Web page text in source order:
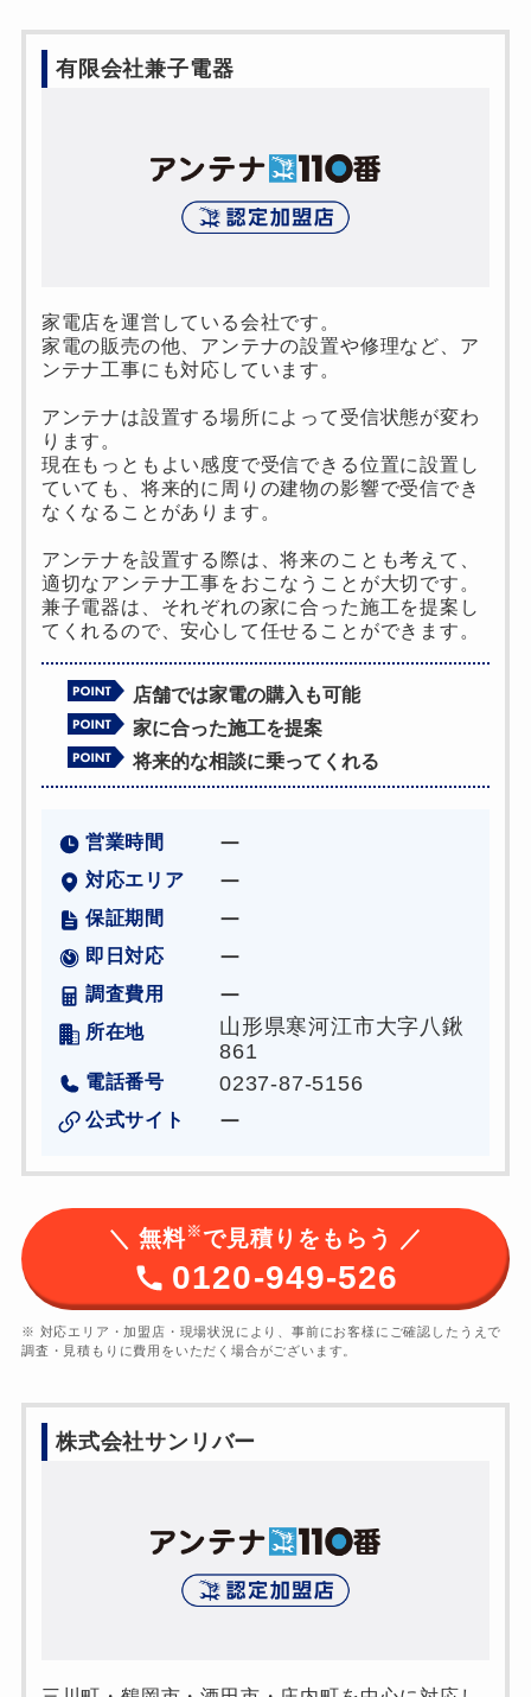
有限会社兼子電器
家電店を運営している会社です。
家電の販売の他、アンテナの設置や修理など、ア
ンテナ工事にも対応しています。
アンテナは設置する場所によって受信状態が変わ
ります。
現在もっともよい感度で受信できる位置に設置し
ていても、将来的に周りの建物の影響で受信でき
なくなることがあります。
アンテナを設置する際は、将来のことも考えて、
適切なアンテナ工事をおこなうことが大切です。
兼子電器は、それぞれの家に合った施工を提案し
てくれるので、安心して任せることができます。
店舗では家電の購入も可能
家に合った施工を提案
将来的な相談に乗ってくれる
営業時間 ー
対応エリア ー
保証期間 ー
即日対応 ー
調査費用 ー
所在地
山形県寒河江市大字八鍬
861
電話番号 0237-87-5156
公式サイト ー
＼ 無料※ で見積りをもらう ／
0120-949-526
※ 対応エリア・加盟店・現場状況により、事前にお客様にご確認したうえで
調査・見積もりに費用をいただく場合がございます。
株式会社サンリバー